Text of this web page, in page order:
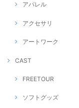
アパレル
アクセサリ
アートワーク
CAST
FREETOUR
ソフトグッズ